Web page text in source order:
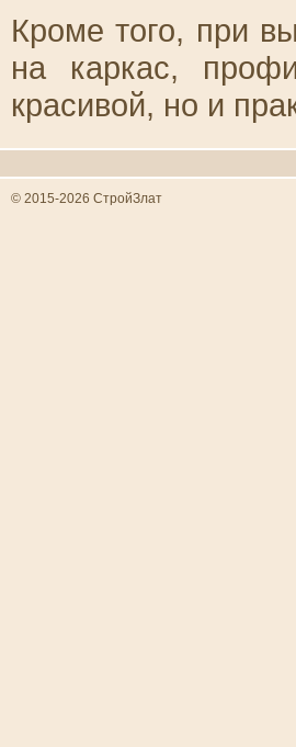
Кроме того, при
на каркас,
красивой, но и
© 2015-2026 СтройЗлат